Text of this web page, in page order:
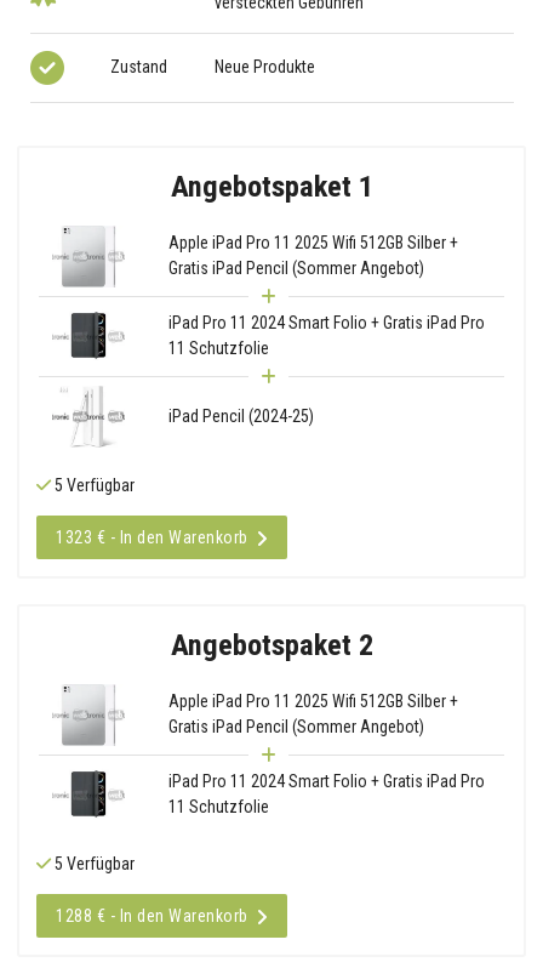
Zustand Neue Produkte
Angebotspaket 1
Apple iPad Pro 11 2025 Wifi 512GB Silber +
Gratis iPad Pencil (Sommer Angebot)
iPad Pro 11 2024 Smart Folio + Gratis iPad Pro
11 Schutzfolie
iPad Pencil (2024-25)
5 Verfügbar
1323 € - In den Warenkorb
Angebotspaket 2
Apple iPad Pro 11 2025 Wifi 512GB Silber +
Gratis iPad Pencil (Sommer Angebot)
iPad Pro 11 2024 Smart Folio + Gratis iPad Pro
11 Schutzfolie
5 Verfügbar
1288 € - In den Warenkorb